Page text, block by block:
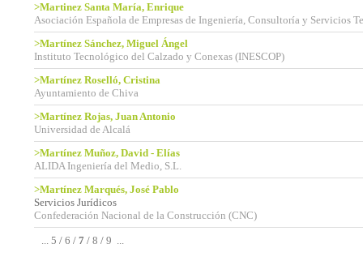
>Martinez Santa María, Enrique
Asociación Española de Empresas de Ingeniería, Consultoría y Servicios
>Martínez Sánchez, Miguel Ángel
Instituto Tecnológico del Calzado y Conexas (INESCOP)
>Martínez Roselló, Cristina
Ayuntamiento de Chiva
>Martínez Rojas, Juan Antonio
Universidad de Alcalá
>Martínez Muñoz, David - Elías
ALIDA Ingeniería del Medio, S.L.
>Martínez Marqués, José Pablo
Servicios Jurídicos
Confederación Nacional de la Construcción (CNC)
... 5 / 6 / 7 / 8 / 9 ...